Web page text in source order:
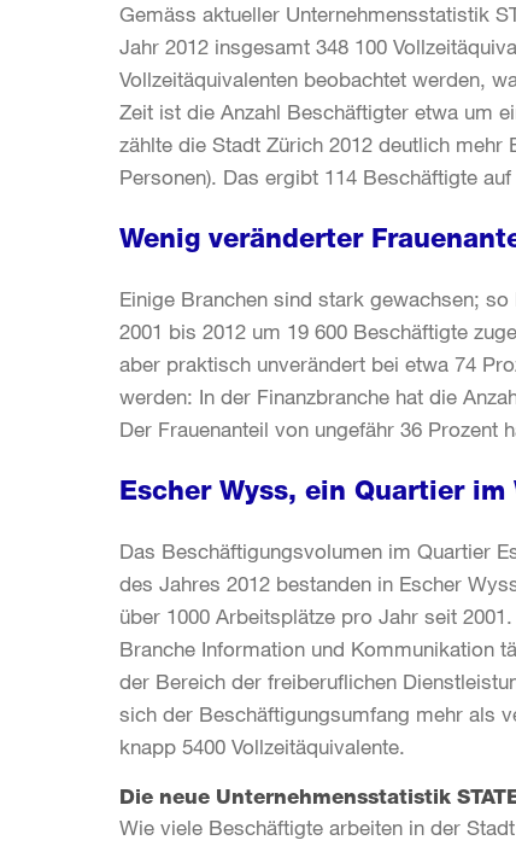
Gemäss aktueller Unternehmensstatistik
Jahr 2012 insgesamt 348 100
Vollzeitäquivalenten beobachtet werden,
Zeit ist die Anzahl Beschäftigter etwa um
zählte die Stadt Zürich 2012 deutlich mehr
Personen). Das ergibt 114 Beschäftigte
Wenig veränderter
Einige Branchen sind stark gewachsen;
2001 bis 2012 um 19 600 Beschäftigte
aber praktisch unverändert bei etwa 74
werden: In der Finanzbranche hat die
Der Frauenanteil von ungefähr 36 Prozent
Escher Wyss, ein Quartier im
Das Beschäftigungsvolumen im Quartier
des Jahres 2012 bestanden in Escher
über 1000 Arbeitsplätze pro Jahr seit
Branche Information und Kommunikation
der Bereich der freiberuflichen
sich der Beschäftigungsumfang mehr als
knapp 5400 Vollzeitäquivalente.
Die neue Unternehmensstatistik
Wie viele Beschäftigte arbeiten in der